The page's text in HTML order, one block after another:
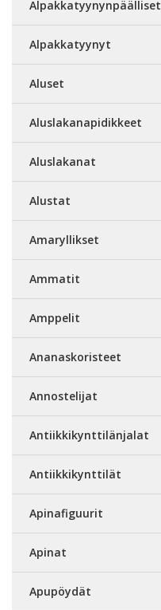
Alpakkatyynynpäälliset
Alpakkatyynyt
Aluset
Aluslakanapidikkeet
Aluslakanat
Alustat
Amaryllikset
Ammatit
Amppelit
Ananaskoristeet
Annostelijat
Antiikkikynttilänjalat
Antiikkikynttilät
Apinafiguurit
Apinat
Apupöydät